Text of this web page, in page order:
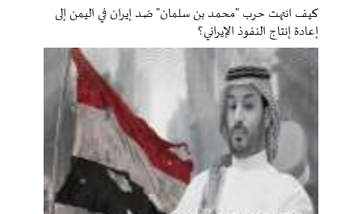
كيف انتهت حرب "محمد بن سلمان" ضد إيران في اليمن إلى
إعادة إنتاج النفوذ الإيراني؟